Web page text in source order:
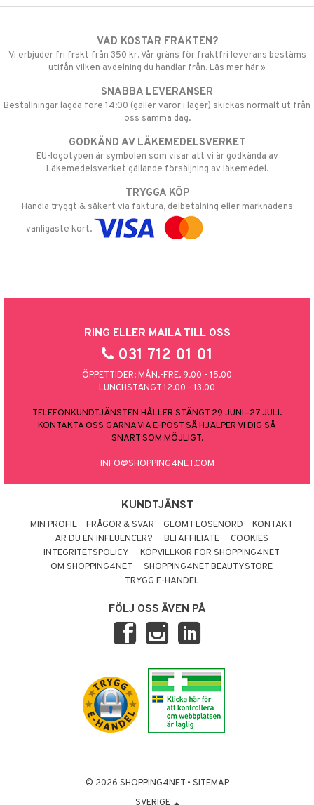
VAD KOSTAR FRAKTEN?
Vi erbjuder fri frakt från 350 kr. Vår gräns för fraktfri leverans bestäms
utifån vilken avdelning du handlar från. Läs mer här »
SNABBA LEVERANSER
Beställningar lagda före 14:00 (gäller varor i lager) skickas normalt ut från
oss samma dag.
GODKÄND AV LÄKEMEDELSVERKET
EU-logotypen är symbolen som visar att vi är godkända av
Läkemedelsverket gällande försäljning av läkemedel.
TRYGGA KÖP
Handla tryggt & säkert via faktura, delbetalning eller marknadens
vanligaste kort.
RING ELLER MAILA TILL OSS
031 712 01 01
ÖPPETTIDER: MÅN.-FRE. 9.00 - 15.00
LUNCHSTÄNGT 12.00 - 13.00
TELEFONKUNDTJÄNSTEN HÅLLER STÄNGT 29 JUNI–27 JULI.
KONTAKTA OSS GÄRNA VIA E-POST SÅ HJÄLPER VI DIG SÅ
SNART SOM MÖJLIGT.
INFO@SHOPPING4NET.COM
KUNDTJÄNST
MIN PROFIL FRÅGOR & SVAR GLÖMT LÖSENORD
KONTAKT
ÄR DU EN INFLUENCER?
BLI AFFILIATE
COOKIES
INTEGRITETSPOLICY
KÖPVILLKOR FÖR SHOPPING4NET
OM SHOPPING4NET
SHOPPING4NET BEAUTYSTORE
TRYGG E-HANDEL
FÖLJ OSS ÄVEN PÅ
© 2026 SHOPPING4NET • SITEMAP